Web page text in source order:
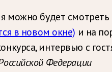
можно будет
в новом окне) и на
интервью с
Федерации